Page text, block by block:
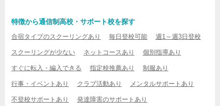
特徴から通信制高校・サポート校を探す
合宿タイプのスクーリングあり 毎日登校可能 週1～週3日登校
スクーリングが少ない ネットコースあり 個別指導あり
すぐに転入・編入できる 指定校推薦あり 制服あり
行事・イベントあり クラブ活動あり メンタルサポートあり
不登校サポートあり 発達障害のサポートあり